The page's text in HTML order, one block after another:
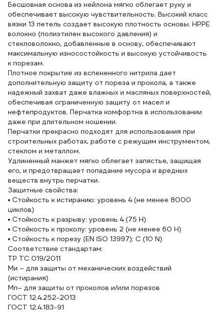
Бесшовная основа из нейлона мягко облегает руку и
обеспечивает высокую чувствительность. Высокий класс
вязки 13 петель создает высокую плотность основы. HPPE
волокно (полиэтилен высокого давления) и
стекловолокно, добавленные в основу, обеспечивают
максимальную износостойкость и высокую устойчивость
к порезам.
Плотное покрытие из вспененного нитрила дает
дополнительную защиту от пореза и прокола, а также
надежный захват даже влажных и масляных поверхностей,
обеспечивая ограниченную защиту от масел и
нефтепродуктов. Перчатка комфортна в использовании
даже при длительном ношении.
Перчатки прекрасно подходят для использования при
строительных работах, работе с режущим инструментом,
стеклом и металлом.
Удлиненный манжет мягко облегает запястье, защищая
его, и предотвращает попадание мусора и вредных
веществ внутрь перчатки.
Защитные свойства:
▪ Стойкость к истиранию: уровень 4 (не менее 8000
циклов)
▪ Стойкость к разрыву: уровень 4 (75 Н)
▪ Стойкость к проколу: уровень 2 (не менее 60 Н)
▪ Стойкость к порезу (EN ISO 13997): С (10 N)
Соответствие стандартам:
ТР ТС 019/2011
Ми – для защиты от механических воздействий
(истирания)
Мп– для защиты от проколов и/или порезов
ГОСТ 12.4.252-2013
ГОСТ 12.4.183-91